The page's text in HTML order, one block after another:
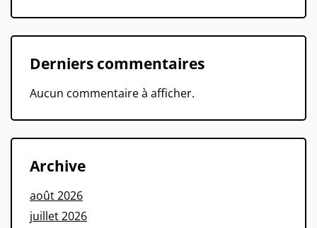
Derniers commentaires
Aucun commentaire à afficher.
Archive
août 2026
juillet 2026